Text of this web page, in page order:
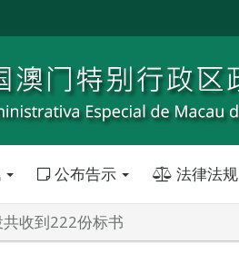
公布告示 法律法规
收到222份标书